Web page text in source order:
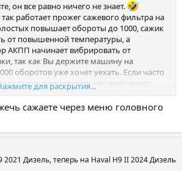
он все равно ничего не знает.
работает прожег сажевого фильтра на
повышает обороты до 1000, сажик
от повышенной температуры, а
АКПП начинает вибрировать от
так как Вы держите машину на
оборотов уже хочет уехать. Если часто
сажик принудительно через меню
но это долго, минут 20 на холостых,
нельзя.
для раскрытия...
сажаете через меню головного
2021 Дизель, теперь на Haval H9 II 2024 Дизель